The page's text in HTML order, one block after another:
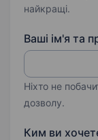
найкращі.
Ваші ім'я та
Ніхто не
дозволу.
Ким ви